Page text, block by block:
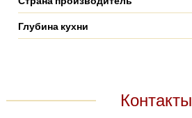
Глубина кухни
Контакты